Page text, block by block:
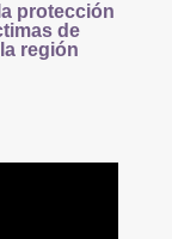
protección
de
región